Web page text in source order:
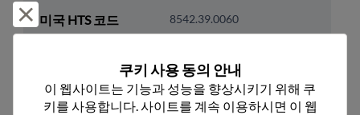
미국 HTS 코드 8542.39.0060
거부 및 닫기
쿠키 사용 동의 안내
이 웹사이트는 기능과 성능을 향상시키기 위해 쿠
키를 사용합니다. 사이트를 계속 이용하시면 이 웹